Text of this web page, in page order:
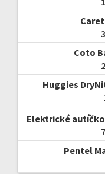
Coto
Huggies
Elektrické autíčko
Pentel